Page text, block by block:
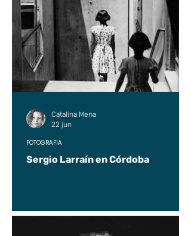
Sergio Larraín en Córdoba
FOTOGRAFÍA
Catalina Mena
22 jun